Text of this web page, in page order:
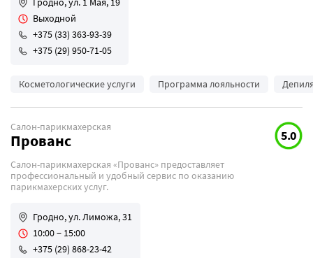
Выходной
+375 (33) 363-93-39
+375 (29) 950-71-05
Косметологические услуги Программа лояльности
5.0
Салон-парикмахерская
Прованс
Салон-парикмахерская «Прованс» предоставляет
профессиональный и удобный сервис по оказанию
парикмахерских услуг.
Гродно, ул. Лиможа, 31
10:00 − 15:00
+375 (29) 868-23-42